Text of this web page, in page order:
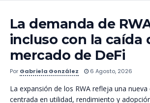
La demanda de
incluso con la caída
mercado de DeFi
Por Gabriela González 6 Agosto, 2026
La expansión de los RWA refleja una
centrada en utilidad, rendimiento y